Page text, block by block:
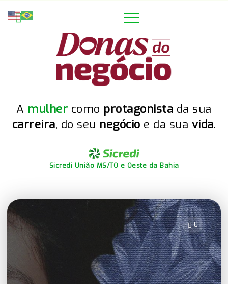
A mulher como protagonista da sua
carreira, do seu negócio e da sua vida.
Sicredi União MS/TO e Oeste da Bahia
0